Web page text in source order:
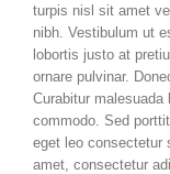
turpis nisl sit amet
nibh. Vestibulum ut
lobortis justo at
ornare pulvinar.
Curabitur
commodo. Sed
eget leo consectetur
amet, consectetur